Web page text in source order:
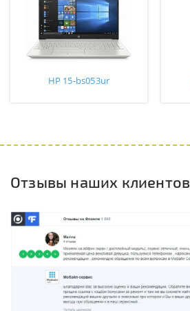
HP 15-bs053ur
Отзывы наших клиентов